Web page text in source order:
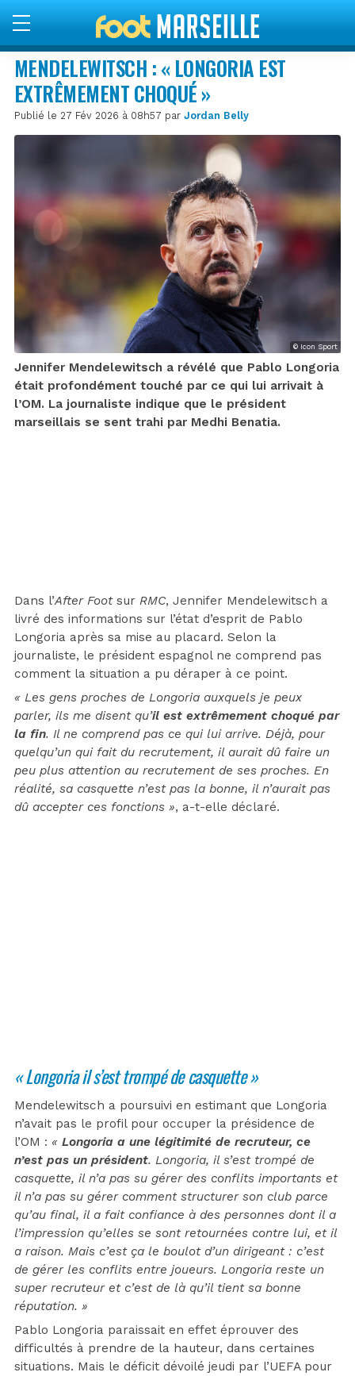
MENDELEWITSCH : « LONGORIA EST
EXTRÊMEMENT CHOQUÉ »
Publié le 27 Fév 2026 à 08h57 par Jordan Belly
© Icon Sport
Jennifer Mendelewitsch a révélé que Pablo Longoria
était profondément touché par ce qui lui arrivait à
l’OM. La journaliste indique que le président
marseillais se sent trahi par Medhi Benatia.
Dans l’After Footsur RMC, Jennifer Mendelewitsch a
livré des informations sur l’état d’esprit de Pablo
Longoria après sa mise au placard. Selon la
journaliste, le président espagnol ne comprend pas
comment la situation a pu déraper à ce point.
« Les gens proches de Longoria auxquels je peux
parler, ils me disent qu’il est extrêmement choqué par
la fin. Il ne comprend pas ce qui lui arrive. Déjà, pour
quelqu’un qui fait du recrutement, il aurait dû faire un
peu plus attention au recrutement de ses proches. En
réalité, sa casquette n’est pas la bonne, il n’aurait pas
dû accepter ces fonctions », a-t-elle déclaré.
« Longoria il s’est trompé de casquette »
Mendelewitsch a poursuivi en estimant que Longoria
n’avait pas le profil pour occuper la présidence de
l’OM : « Longoria a une légitimité de recruteur, ce
n’est pas un président. Longoria, il s’est trompé de
casquette, il n’a pas su gérer des conflits importants et
il n’a pas su gérer comment structurer son club parce
qu’au final, il a fait confiance à des personnes dont il a
l’impression qu’elles se sont retournées contre lui, et il
a raison. Mais c’est ça le boulot d’un dirigeant : c’est
de gérer les conflits entre joueurs. Longoria reste un
super recruteur et c’est de là qu’il tient sa bonne
réputation. »
Pablo Longoria paraissait en effet éprouver des
difficultés à prendre de la hauteur, dans certaines
situations. Mais le déficit dévoilé jeudi par l’UEFA pour